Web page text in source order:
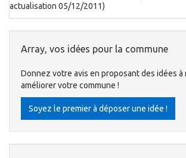
actualisation 05/12/2011)
Array, vos idées pour la commune
Donnez votre avis en proposant des idées à
améliorer votre commune !
Soyez le premier à déposer une idée !